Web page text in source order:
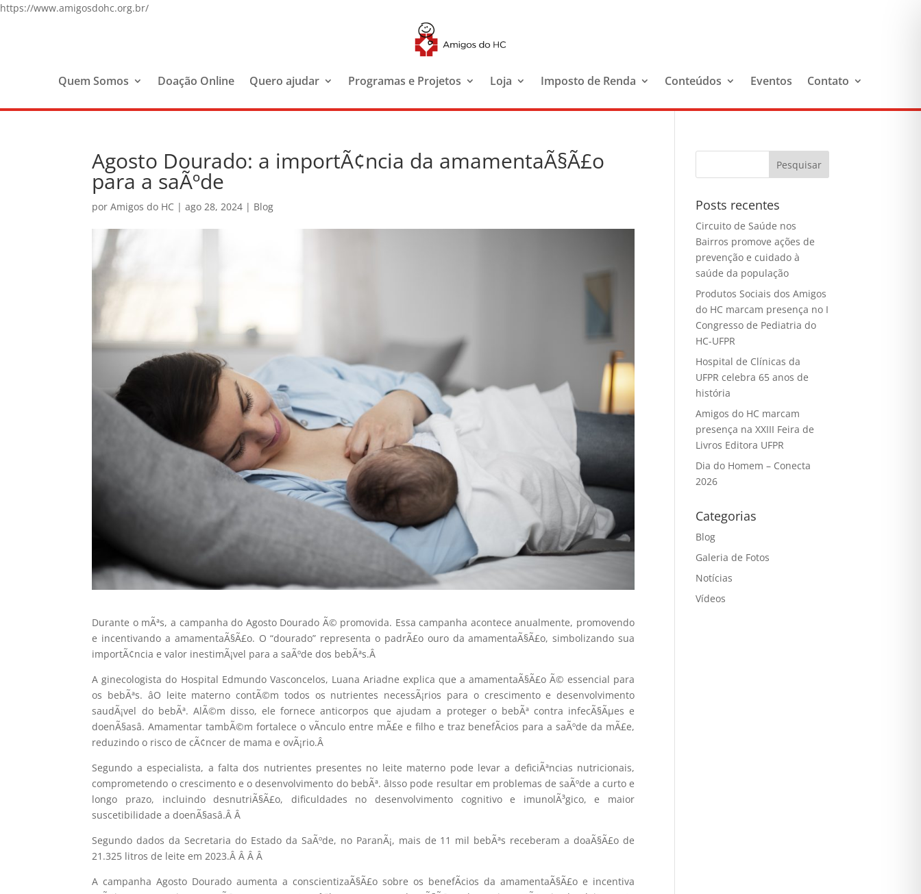
https://www.amigosdohc.org.br/
Quem Somos Doação Online Quero ajudar Programas e Projetos Loja Imposto de Renda Conteúdos Eventos Contato
Agosto Dourado: a importÃ¢ncia da amamentaÃ§Ã£o
para a saÃºde
porAmigos do HC |ago 28, 2024 | Blog
Durante o mÃªs, a campanha do Agosto Dourado Ã© promovida. Essa campanha acontece anualmente, promovendo
e incentivando a amamentaÃ§Ã£o. O “dourado” representa o padrÃ£o ouro da amamentaÃ§Ã£o, simbolizando sua
importÃ¢ncia e valor inestimÃ¡vel para a saÃºde dos bebÃªs.Â
A ginecologista do Hospital Edmundo Vasconcelos, Luana Ariadne explica que a amamentaÃ§Ã£o Ã© essencial para
os bebÃªs. âO leite materno contÃ©m todos os nutrientes necessÃ¡rios para o crescimento e desenvolvimento
saudÃ¡vel do bebÃª. AlÃ©m disso, ele fornece anticorpos que ajudam a proteger o bebÃª contra infecÃ§Ãµes e
doenÃ§asâ. Amamentar tambÃ©m fortalece o vÃ­nculo entre mÃ£e e filho e traz benefÃ­cios para a saÃºde da mÃ£e,
reduzindo o risco de cÃ¢ncer de mama e ovÃ¡rio.Â
Segundo a especialista, a falta dos nutrientes presentes no leite materno pode levar a deficiÃªncias nutricionais,
comprometendo o crescimento e o desenvolvimento do bebÃª. âIsso pode resultar em problemas de saÃºde a curto e
longo prazo, incluindo desnutriÃ§Ã£o, dificuldades no desenvolvimento cognitivo e imunolÃ³gico, e maior
suscetibilidade a doenÃ§asâ.ÂÂ
Segundo dados da Secretaria do Estado da SaÃºde, no ParanÃ¡, mais de 11 mil bebÃªs receberam a doaÃ§Ã£o de
21.325 litros de leite em 2023.Â Â ÂÂ
A campanha Agosto Dourado aumenta a conscientizaÃ§Ã£o sobre os benefÃ­cios da amamentaÃ§Ã£o e incentiva
Posts recentes
Circuito de Saúde nos
Bairros promove ações de
prevenção e cuidado à
saúde da população
Produtos Sociais dos Amigos
do HC marcam presença no I
Congresso de Pediatria do
HC-UFPR
Hospital de Clínicas da
UFPR celebra 65 anos de
história
Amigos do HC marcam
presença na XXIII Feira de
Livros Editora UFPR
Dia do Homem – Conecta
2026
Categorias
Blog
Galeria de Fotos
Notícias
Vídeos